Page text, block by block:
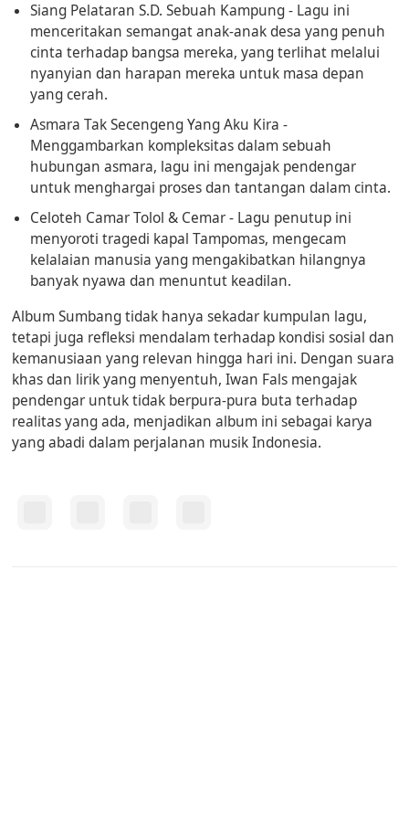
Siang Pelataran S.D. Sebuah Kampung- Lagu ini
menceritakan semangat anak-anak desa yang penuh
cinta terhadap bangsa mereka, yang terlihat melalui
nyanyian dan harapan mereka untuk masa depan
yang cerah.
Asmara Tak Secengeng Yang Aku Kira -
Menggambarkan kompleksitas dalam sebuah
hubungan asmara, lagu ini mengajak pendengar
untuk menghargai proses dan tantangan dalam cinta.
Celoteh Camar Tolol & Cemar- Lagu penutup ini
menyoroti tragedi kapal Tampomas, mengecam
kelalaian manusia yang mengakibatkan hilangnya
banyak nyawa dan menuntut keadilan.
AlbumSumbangtidak hanya sekadar kumpulan lagu,
tetapi juga refleksi mendalam terhadap kondisi sosial dan
kemanusiaan yang relevan hingga hari ini. Dengan suara
khas dan lirik yang menyentuh, Iwan Fals mengajak
pendengar untuk tidak berpura-pura buta terhadap
realitas yang ada, menjadikan album ini sebagai karya
yang abadi dalam perjalanan musik Indonesia.